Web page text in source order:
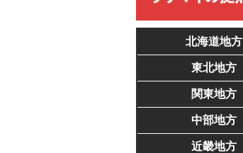
北海道地方
東北地方
関東地方
中部地方
近畿地方